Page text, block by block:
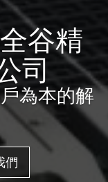
谷精
司
為本的解
們